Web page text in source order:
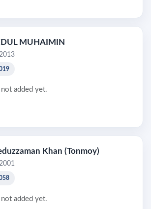
MUHAIMIN
added yet.
Khan (Tonmoy)
added yet.